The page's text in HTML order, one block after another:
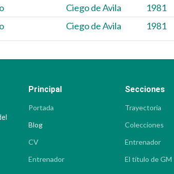
Ciego de Avila 1981
Ciego de Avila 1981
Principal
Portada
Blog
CV
Entrenador
Secciones
Trayectoria
Colecciones
Entrenador
El título de GM